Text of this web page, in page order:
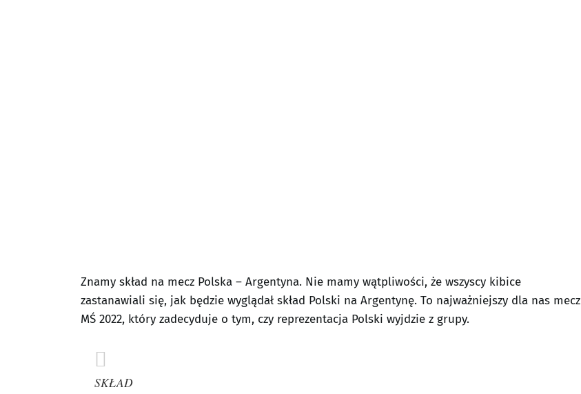
Znamy skład na mecz Polska – Argentyna. Nie mamy wątpliwości, że wszyscy kibice
zastanawiali się, jak będzie wyglądał skład Polski na Argentynę. To najważniejszy dla nas mecz
MŚ 2022, który zadecyduje o tym, czy reprezentacja Polski wyjdzie z grupy.
SKŁAD